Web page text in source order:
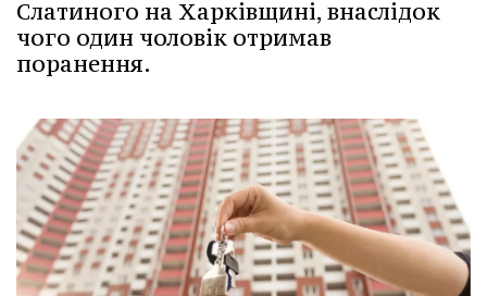
Слатиного на Харківщині, внаслідок
чого один чоловік отримав
поранення.